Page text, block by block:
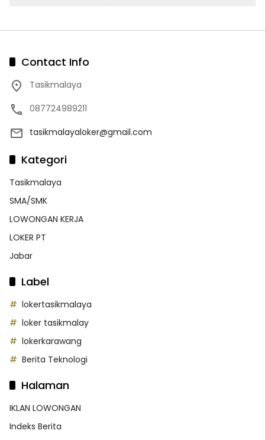
Contact Info
Tasikmalaya
087724989211
tasikmalayaloker@gmail.com
Kategori
Tasikmalaya
SMA/SMK
LOWONGAN KERJA
LOKER PT
Jabar
Label
lokertasikmalaya
loker tasikmalay
lokerkarawang
Berita Teknologi
Halaman
IKLAN LOWONGAN
Indeks Berita